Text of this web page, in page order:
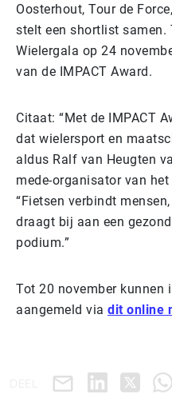
Oosterhout, Tour de
stelt een shortlist samen.
Wielergala op 24
van de IMPACT Award.
Citaat: “Met de IMPACT
dat wielersport en
aldus Ralf van Heugten
mede-organisator van
“Fietsen verbindt
draagt bij aan een
podium.”
Tot 20 november kunnen
aangemeld via dit online